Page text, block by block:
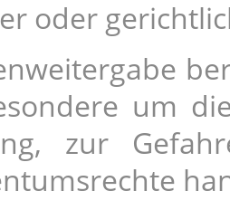
oder
um
zur